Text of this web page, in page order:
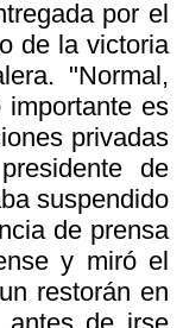
por el
de la victoria
"Normal,
es
privadas
de
suspendido
de prensa
y miró el
restorán en